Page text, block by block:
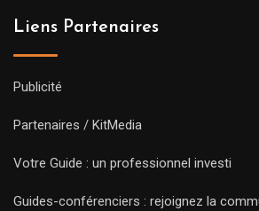
Liens Partenaires
Publicité
Partenaires / KitMedia
Votre Guide : un professionnel investi
Guides-conférenciers : rejoignez la